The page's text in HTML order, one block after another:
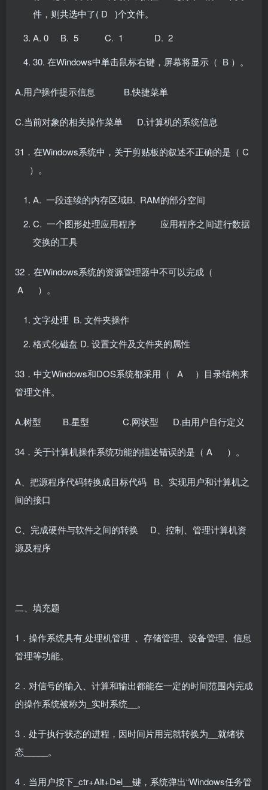
件，则共选中了( D )个文件。
A. 0 B. 5 C. 1 D. 2
30. 在Windows中单击鼠标右键，屏幕将显示（ B ）。
A.用户操作提示信息 B.快捷菜单
C.当前对象的相关操作菜单 D.计算机的系统信息
31．在Windows系统中，关于剪贴板的叙述不正确的是（ C
）。
A. 一段连续的内存区域B. RAM的部分空间
C. 一个图形处理应用程序 应用程序之间进行数据
交换的工具
32．在Windows系统的资源管理器中不可以完成（
A ）。
文字处理 B. 文件夹操作
格式化磁盘 D. 设置文件及文件夹的属性
33．中文Windows和DOS系统都采用（ A ）目录结构来
管理文件。
A.树型 B.星型 C.网状型 D.由用户自行定义
34．关于计算机操作系统功能的描述错误的是（ A ）。
A、把源程序代码转换成目标代码 B、实现用户和计算机之
间的接口
C、完成硬件与软件之间的转换 D、控制、管理计算机资
源及程序
二、填充题
1．操作系统具有处理机管理 、存储管理、设备管理、信息
管理等功能。
2．对信号的输入、计算和输出都能在一定的时间范围内完成
的操作系统被称为_实时系统__。
3．处于执行状态的进程，因时间片用完就转换为__就绪状
态_____。
4．当用户按下_ctr+Alt+Del__键，系统弹出“Windows任务管